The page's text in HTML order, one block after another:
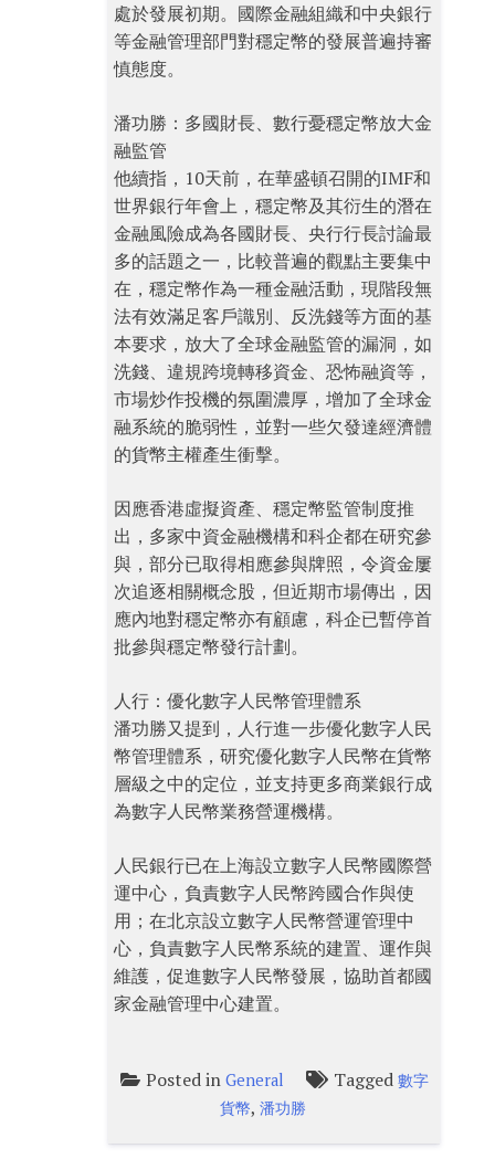
處於發展初期。國際金融組織和中央銀行
等金融管理部門對穩定幣的發展普遍持審
慎態度。
潘功勝：多國財長、數行憂穩定幣放大金
融監管
他續指，10天前，在華盛頓召開的IMF和
世界銀行年會上，穩定幣及其衍生的潛在
金融風險成為各國財長、央行行長討論最
多的話題之一，比較普遍的觀點主要集中
在，穩定幣作為一種金融活動，現階段無
法有效滿足客戶識別、反洗錢等方面的基
本要求，放大了全球金融監管的漏洞，如
洗錢、違規跨境轉移資金、恐怖融資等，
市場炒作投機的氛圍濃厚，增加了全球金
融系統的脆弱性，並對一些欠發達經濟體
的貨幣主權產生衝擊。
因應香港虛擬資產、穩定幣監管制度推
出，多家中資金融機構和科企都在研究參
與，部分已取得相應參與牌照，令資金屢
次追逐相關概念股，但近期市場傳出，因
應內地對穩定幣亦有顧慮，科企已暫停首
批參與穩定幣發行計劃。
人行：優化數字人民幣管理體系
潘功勝又提到，人行進一步優化數字人民
幣管理體系，研究優化數字人民幣在貨幣
層級之中的定位，並支持更多商業銀行成
為數字人民幣業務營運機構。
人民銀行已在上海設立數字人民幣國際營
運中心，負責數字人民幣跨國合作與使
用；在北京設立數字人民幣營運管理中
心，負責數字人民幣系統的建置、運作與
維護，促進數字人民幣發展，協助首都國
家金融管理中心建置。
Posted in General Tagged 數字
貨幣,潘功勝